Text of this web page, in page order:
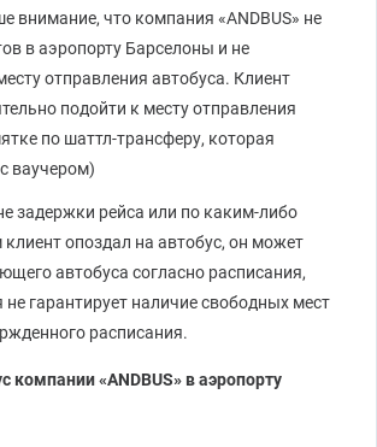
внимание, что компания «ANDBUS» не
в аэропорту Барселоны и не
отправления автобуса. Клиент
подойти к месту отправления
по шаттл-трансферу, которая
ваучером)
задержки рейса или по каким-либо
опоздал на автобус, он может
автобуса согласно расписания,
гарантирует наличие свободных мест
расписания.
компании «ANDBUS» в аэропорту